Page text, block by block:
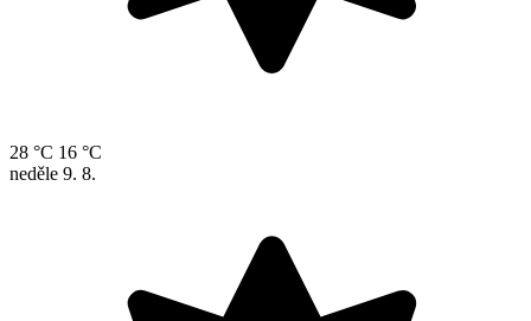
28 °C 16 °C
neděle 9. 8.